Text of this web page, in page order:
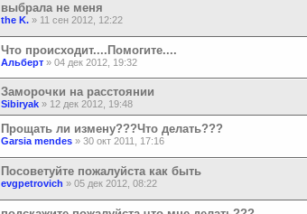
выбрала не меня
the K. » 11 сен 2012, 12:22
Что происходит....Помогите....
Альберт » 04 дек 2012, 19:32
Заморочки на расстоянии
Sibiryak » 12 дек 2012, 19:48
Прощать ли измену???Что делать???
Garsia mendes » 30 окт 2011, 17:16
Посоветуйте пожалуйста как быть
evgpetrovich » 05 дек 2012, 08:22